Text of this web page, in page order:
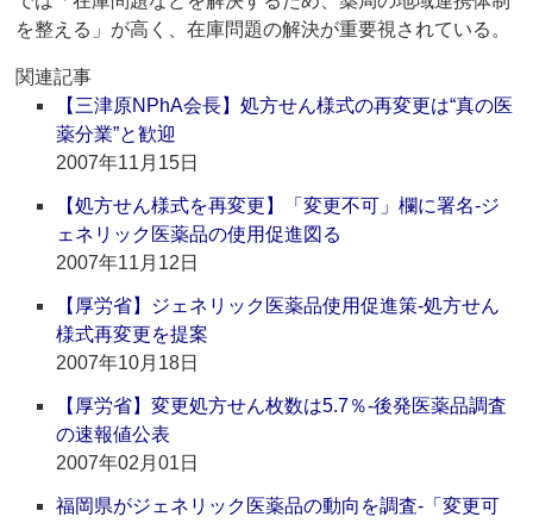
を整える」が高く、在庫問題の解決が重要視されている。
関連記事
【三津原NPhA会長】処方せん様式の再変更は“真の医
薬分業”と歓迎
2007年11月15日
【処方せん様式を再変更】「変更不可」欄に署名‐ジ
ェネリック医薬品の使用促進図る
2007年11月12日
【厚労省】ジェネリック医薬品使用促進策‐処方せん
様式再変更を提案
2007年10月18日
【厚労省】変更処方せん枚数は5.7％‐後発医薬品調査
の速報値公表
2007年02月01日
福岡県がジェネリック医薬品の動向を調査‐「変更可